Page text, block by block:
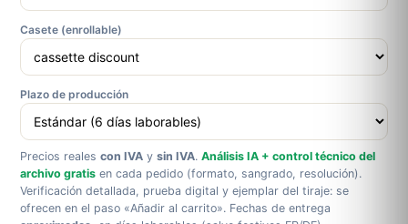
Casete (enrollable)
Plazo de producción
Precios reales con IVA y sin IVA. Análisis IA + control técnico del
archivo gratis en cada pedido (formato, sangrado, resolución).
Verificación detallada, prueba digital y ejemplar del tiraje: se
ofrecen en el paso «Añadir al carrito». Fechas de entrega